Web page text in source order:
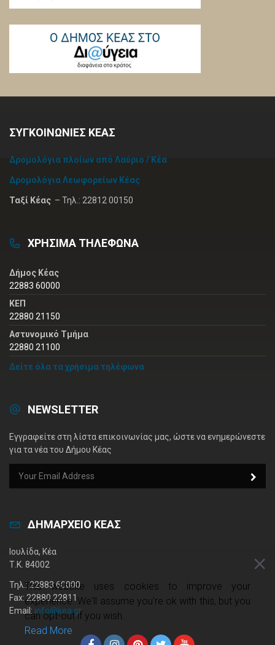
ΣΥΓΚΟΙΝΩΝΙΕΣ ΚΕΑΣ
Δρομολόγια πλοίων από Λαύριο / Κέα
Δρομολόγια Λεωφορείων Κέας
Ταξί Κέας – Τηλ.: 22812 00150
ΧΡΗΣΙΜΑ ΤΗΛΕΦΩΝΑ
Δήμος Κέας
22883 60000
ΚΕΠ
22880 21150
Αστυνομικό Τμήμα
22880 21100
Δείτε όλα τα χρήσιμα τηλέφωνα
NEWSLETTER
Εγγραφείτε στη λίστα επικοινωνίας μας, ώστε να ενημερώνεστε
για τα νέα του Δήμου Κέας
ΔΗΜΑΡΧΕΙΟ ΚΕΑΣ
Ιουλίδα, Κέα
Τ.Κ. 84002
Τηλ.: 22883 60000
Fax: 22880 22811
Email: info@kea.gr
This website uses cookies to improve your
experience. We'll assume you're ok with this, but you
can opt-out if you wish.
Read More